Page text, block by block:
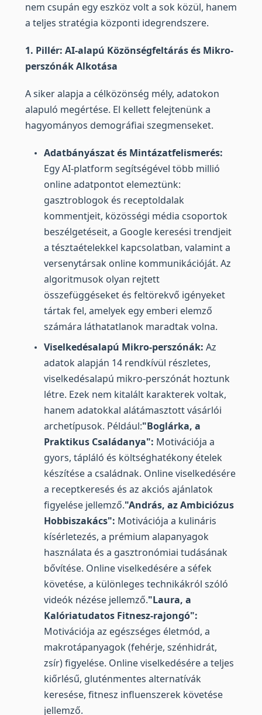
nem csupán egy eszköz volt a sok közül, hanem
a teljes stratégia központi idegrendszere.
1. Pillér: AI-alapú Közönségfeltárás és Mikro-
perszónák Alkotása
A siker alapja a célközönség mély, adatokon
alapuló megértése. El kellett felejtenünk a
hagyományos demográfiai szegmenseket.
Adatbányászat és Mintázatfelismerés:
Egy AI-platform segítségével több millió
online adatpontot elemeztünk:
gasztroblogok és receptoldalak
kommentjeit, közösségi média csoportok
beszélgetéseit, a Google keresési trendjeit
a tésztaételekkel kapcsolatban, valamint a
versenytársak online kommunikációját. Az
algoritmusok olyan rejtett
összefüggéseket és feltörekvő igényeket
tártak fel, amelyek egy emberi elemző
számára láthatatlanok maradtak volna.
Viselkedésalapú Mikro-perszónák: Az
adatok alapján 14 rendkívül részletes,
viselkedésalapú mikro-perszónát hoztunk
létre. Ezek nem kitalált karakterek voltak,
hanem adatokkal alátámasztott vásárlói
archetípusok. Például:"Boglárka, a
Praktikus Családanya": Motivációja a
gyors, tápláló és költséghatékony ételek
készítése a családnak. Online viselkedésére
a receptkeresés és az akciós ajánlatok
figyelése jellemző."András, az Ambiciózus
Hobbiszakács": Motivációja a kulináris
kísérletezés, a prémium alapanyagok
használata és a gasztronómiai tudásának
bővítése. Online viselkedésére a séfek
követése, a különleges technikákról szóló
videók nézése jellemző."Laura, a
Kalóriatudatos Fitnesz-rajongó":
Motivációja az egészséges életmód, a
makrotápanyagok (fehérje, szénhidrát,
zsír) figyelése. Online viselkedésére a teljes
kiőrlésű, gluténmentes alternatívák
keresése, fitnesz influenszerek követése
jellemző.